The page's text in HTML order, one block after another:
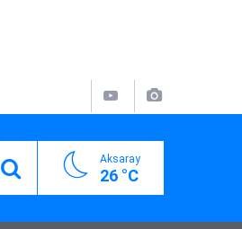
Aksaray
26 °C